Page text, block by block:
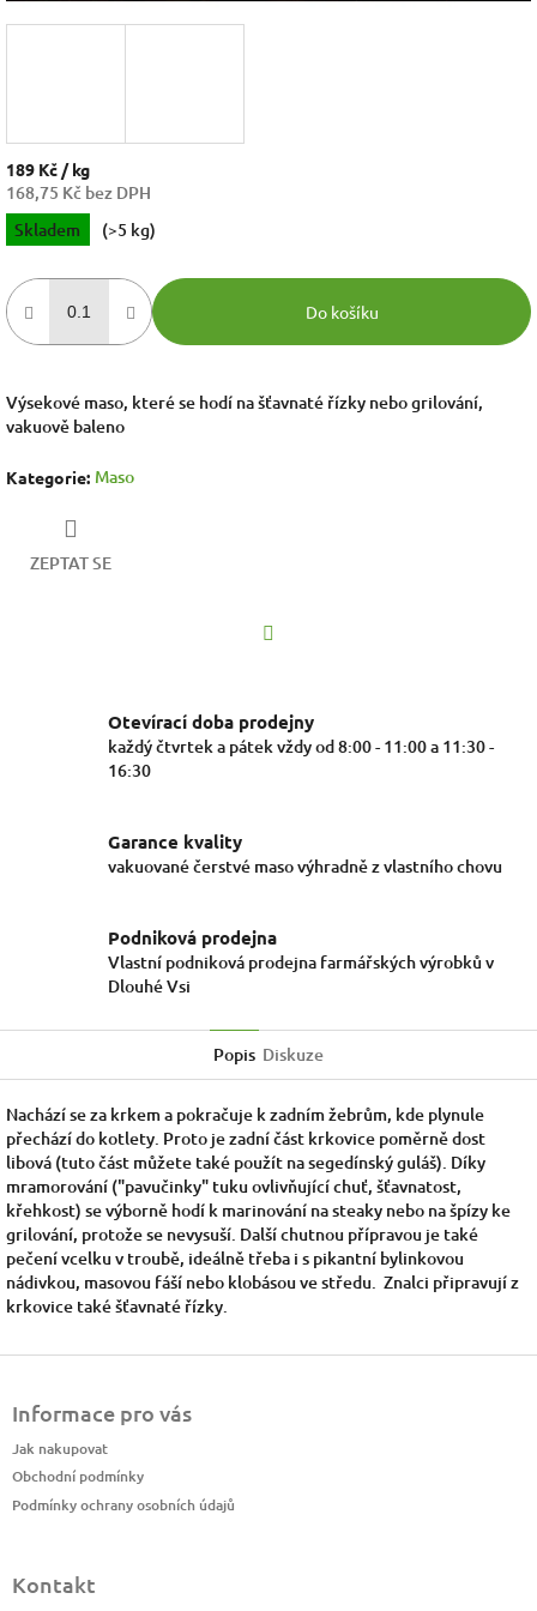
189 Kč / kg
168,75 Kč bez DPH
Měrná
cena:
Skladem (>5 kg)
Do košíku
Výsekové maso, které se hodí na šťavnaté řízky nebo grilování,
vakuově baleno
Kategorie: Maso
ZEPTAT SE
Otevírací doba prodejny
každý čtvrtek a pátek vždy od 8:00 - 11:00 a 11:30 -
16:30
Garance kvality
vakuované čerstvé maso výhradně z vlastního chovu
Podniková prodejna
Vlastní podniková prodejna farmářských výrobků v
Dlouhé Vsi
Popis Diskuze
Nachází se za krkem a pokračuje k zadním žebrům, kde plynule
přechází do kotlety. Proto je zadní část krkovice poměrně dost
libová (tuto část můžete také použít na segedínský guláš). Díky
mramorování ("pavučinky" tuku ovlivňující chuť, šťavnatost,
křehkost) se výborně hodí k marinování na steaky nebo na špízy ke
grilování, protože se nevysuší. Další chutnou přípravou je také
pečení vcelku v troubě, ideálně třeba i s pikantní bylinkovou
nádivkou, masovou fáší nebo klobásou ve středu. Znalci připravují z
krkovice také šťavnaté řízky.
Informace pro vás
Jak nakupovat
Obchodní podmínky
Podmínky ochrany osobních údajů
Kontakt